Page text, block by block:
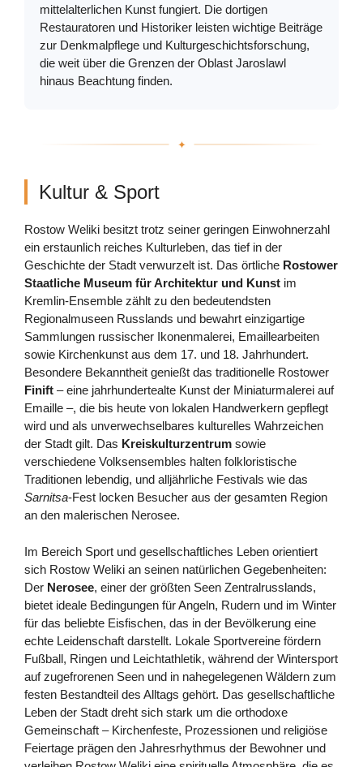
mittelalterlichen Kunst fungiert. Die dortigen
Restauratoren und Historiker leisten wichtige Beiträge
zur Denkmalpflege und Kulturgeschichtsforschung,
die weit über die Grenzen der Oblast Jaroslawl
hinaus Beachtung finden.
Kultur & Sport
Rostow Weliki besitzt trotz seiner geringen Einwohnerzahl
ein erstaunlich reiches Kulturleben, das tief in der
Geschichte der Stadt verwurzelt ist. Das örtliche Rostower
Staatliche Museum für Architektur und Kunst im
Kremlin-Ensemble zählt zu den bedeutendsten
Regionalmuseen Russlands und bewahrt einzigartige
Sammlungen russischer Ikonenmalerei, Emaillearbeiten
sowie Kirchenkunst aus dem 17. und 18. Jahrhundert.
Besondere Bekanntheit genießt das traditionelle Rostower
Finift – eine jahrhundertealte Kunst der Miniaturmalerei auf
Emaille –, die bis heute von lokalen Handwerkern gepflegt
wird und als unverwechselbares kulturelles Wahrzeichen
der Stadt gilt. Das Kreiskulturzentrum sowie
verschiedene Volksensembles halten folkloristische
Traditionen lebendig, und alljährliche Festivals wie das
Sarnitsa-Fest locken Besucher aus der gesamten Region
an den malerischen Nerosee.
Im Bereich Sport und gesellschaftliches Leben orientiert
sich Rostow Weliki an seinen natürlichen Gegebenheiten:
Der Nerosee, einer der größten Seen Zentralrusslands,
bietet ideale Bedingungen für Angeln, Rudern und im Winter
für das beliebte Eisfischen, das in der Bevölkerung eine
echte Leidenschaft darstellt. Lokale Sportvereine fördern
Fußball, Ringen und Leichtathletik, während der Wintersport
auf zugefrorenen Seen und in nahegelegenen Wäldern zum
festen Bestandteil des Alltags gehört. Das gesellschaftliche
Leben der Stadt dreht sich stark um die orthodoxe
Gemeinschaft – Kirchenfeste, Prozessionen und religiöse
Feiertage prägen den Jahresrhythmus der Bewohner und